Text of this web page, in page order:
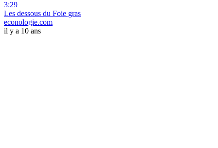
3:29
Les dessous du Foie gras
econologie.com
il y a 10 ans